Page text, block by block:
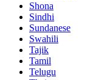
Shona
Sindhi
Sundanese
Swahili
Tajik
Tamil
Telugu